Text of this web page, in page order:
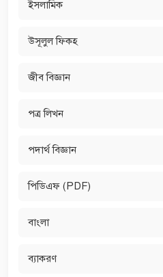
ইসলামিক
উসূলুল ফিকহ
জীব বিজ্ঞান
পত্র লিখন
পদার্থ বিজ্ঞান
পিডিএফ (PDF)
বাংলা
ব্যাকরণ